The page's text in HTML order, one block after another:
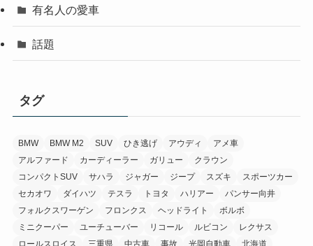
有名人の愛車
話題
タグ
BMW BMW M2 SUV ひき逃げ アウディ
アメ車
アルファード
カーディーラー ガリュー
クラウン
コンパクトSUV
サハラ ジャガー ジープ スズキ
スポーツカー
セカオワ
ダイハツ テスラ トヨタ ハリアー
パンサー向井
フォルクスワーゲン
フロンクス ヘッドライト
ボルボ
ミニクーパー
ユーチューバー リコール ルビコン
レクサス